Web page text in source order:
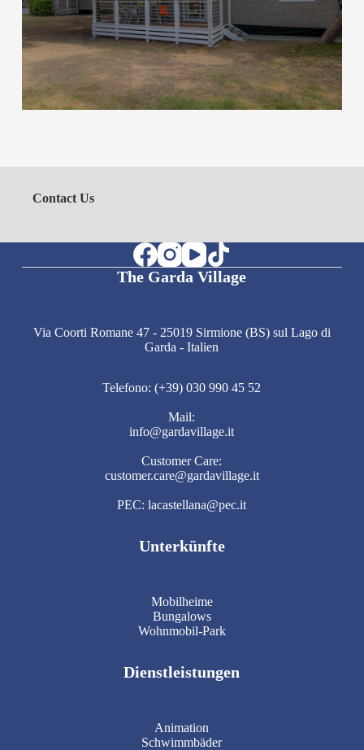
Mehr zur Unterkunft
Contact Us
The Garda Village
Via Coorti Romane 47 - 25019 Sirmione (BS) sul Lago di
Garda - Italien
Telefono: (+39) 030 990 45 52
Mail:
info@gardavillage.it
Customer Care:
customer.care@gardavillage.it
PEC: lacastellana@pec.it
Unterkünfte
Mobilheime
Bungalows
Wohnmobil-Park
Dienstleistungen
Animation
Schwimmbäder